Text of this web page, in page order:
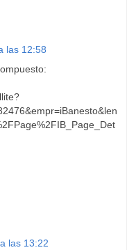
las 12:58
las 13:22